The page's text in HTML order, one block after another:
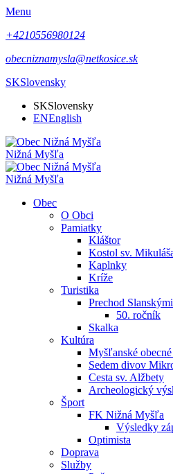
Menu
+4210556980124
obecniznamysla@netkosice.sk
SKSlovensky
SKSlovensky
ENEnglish
Nižná Myšľa
Nižná Myšľa
Obec
O Obci
Pamiatky
Kláštor
Kostol sv.
Kaplnky
Kríže
Turistika
Prechod
50. ročník
Skalka
Kultúra
Myšľanské
Sedem divov
Cesta sv. Alžbety
Archeologický
Šport
FK Nižná Myšľa
Výsledky
Optimista
Doprava
Služby